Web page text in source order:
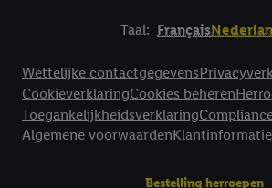
Taal: Français
Wettelijke contactgegevens
CookieverklaringCookies beheren
Toegankelijkheidsverklaring
Algemene voorwaarden
Bestelling herroepen